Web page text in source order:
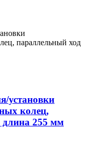
установки
колец,
длина 255 мм